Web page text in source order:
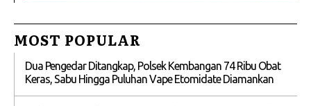
MOST POPULAR
Dua Pengedar Ditangkap, Polsek Kembangan 74 Ribu Obat
Keras, Sabu Hingga Puluhan Vape Etomidate Diamankan